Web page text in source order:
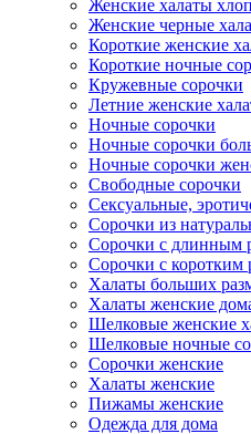
Женские халаты
Женские черные
Короткие женские
Короткие ночные
Кружевные сорочки
Летние женские
Ночные сорочки
Ночные сорочки
Ночные сорочки
Свободные сорочки
Сексуальные,
Сорочки из
Сорочки с длинным
Сорочки с коротким
Халаты больших
Халаты женские
Шелковые женские
Шелковые ночные
Сорочки женские
Халаты женские
Пижамы женские
Одежда для дома